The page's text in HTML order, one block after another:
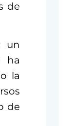
de
un
ha
la
de